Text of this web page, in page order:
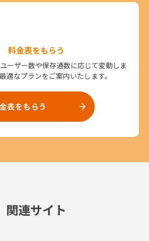
料金表をもらう
ーザー数や保存通数に応じて変動しま
適なプランをご案内いたします。
表をもらう
関連サイト